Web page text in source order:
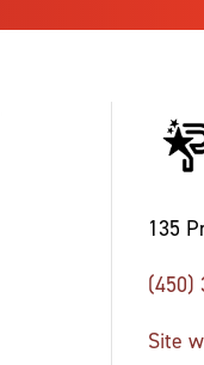
135
(450)
Site